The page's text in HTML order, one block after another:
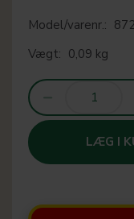
Model/varenr.:
Vægt: 0,09 kg
LÆG I